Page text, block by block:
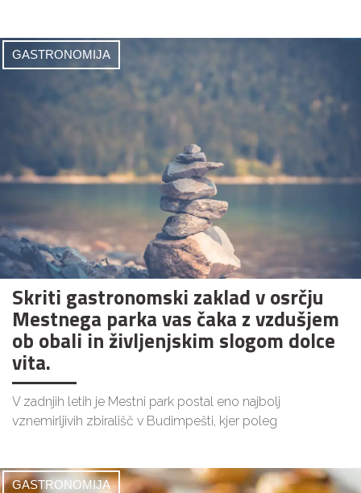
GASTRONOMIJA
Skriti gastronomski zaklad v osrčju
Mestnega parka vas čaka z vzdušjem
ob obali in življenjskim slogom dolce
vita.
V zadnjih letih je Mestni park postal eno najbolj
vznemirljivih zbirališč v Budimpešti, kjer poleg
GASTRONOMIJA